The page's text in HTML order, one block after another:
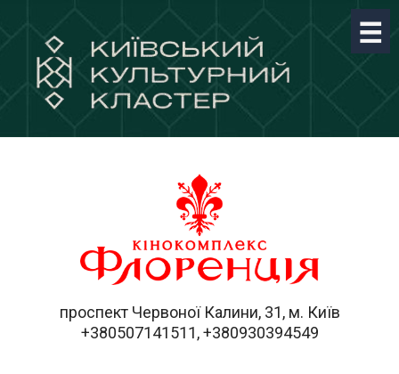
проспект Червоної Калини, 31, м. Київ
+380507141511, +380930394549